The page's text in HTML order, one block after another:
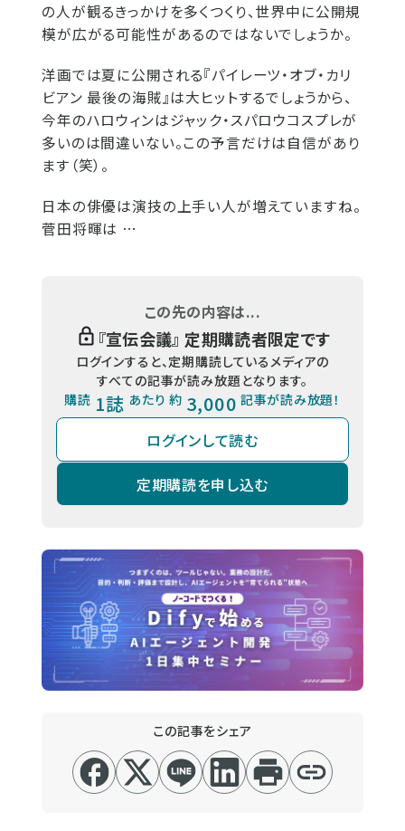
の人が観るきっかけを多くつくり、世界中に公開規
模が広がる可能性があるのではないでしょうか。
洋画では夏に公開される『パイレーツ・オブ・カリ
ビアン 最後の海賊』は大ヒットするでしょうから、
今年のハロウィンはジャック・スパロウコスプレが
多いのは間違いない。この予言だけは自信があり
ます（笑）。
日本の俳優は演技の上手い人が増えていますね。
菅田将暉は …
この先の内容は...
『宣伝会議』 定期購読者限定です
ログインすると、定期購読しているメディアの
すべての記事が読み放題となります。
購読 1誌 あたり 約 3,000 記事が読み放題！
ログインして読む
定期購読を申し込む
この記事をシェア